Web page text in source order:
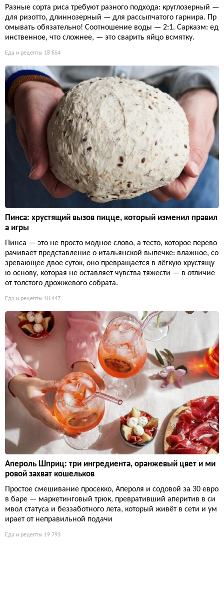
Разные сорта риса требуют разного подхода: круглозерный —
для ризотто, длиннозерный — для рассыпчатого гарнира. Пр
омывать обязательно! Соотношение воды — 2:1. Сарказм: ед
инственное, что сложнее, — это сварить яйцо всмятку.
Еда и рецепты 18 654
Пинса: хрустящий вызов пицце, который изменил правил
а игры
Пинса — это не просто модное слово, а тесто, которое перево
рачивает представление о итальянской выпечке: влажное, со
зревающее двое суток, оно превращается в лёгкую хрустящу
ю основу, которая не оставляет чувства тяжести — в отличие
от толстого дрожжевого собрата.
Еда и рецепты 18 447
Апероль Шприц: три ингредиента, оранжевый цвет и ми
ровой захват кошельков
Простое смешивание просекко, Апероля и содовой за 30 евро
в баре — маркетинговый трюк, превративший аперитив в си
мвол статуса и беззаботного лета, который живёт в сети и ум
ирает от неправильной подачи
Еда и рецепты 19 793